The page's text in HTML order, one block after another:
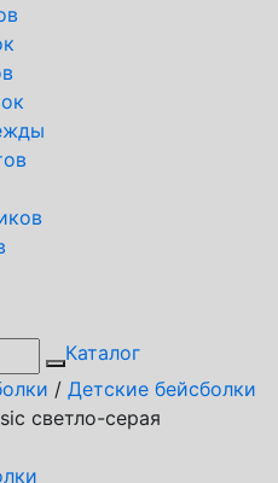
Каталог
/ Детские бейсболки
светло-серая